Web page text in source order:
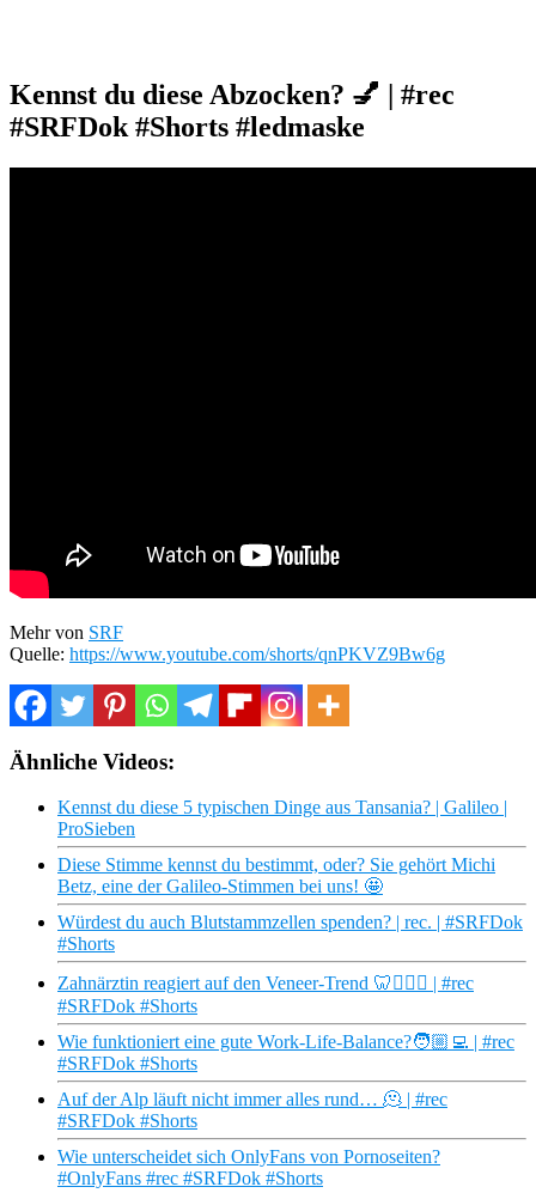
Kennst du diese Abzocken? 💅 | #rec
#SRFDok #Shorts #ledmaske
Mehr von SRF
Quelle: https://www.youtube.com/shorts/qnPKVZ9Bw6g
Ähnliche Videos:
Kennst du diese 5 typischen Dinge aus Tansania? | Galileo |
ProSieben
Diese Stimme kennst du bestimmt, oder? Sie gehört Michi
Betz, eine der Galileo-Stimmen bei uns! 🤩
Würdest du auch Blutstammzellen spenden? | rec. | #SRFDok
#Shorts
Zahnärztin reagiert auf den Veneer-Trend 🦷👩🏼‍⚕️ | #rec
#SRFDok #Shorts
Wie funktioniert eine gute Work-Life-Balance?🧑🏼‍💻 | #rec
#SRFDok #Shorts
Auf der Alp läuft nicht immer alles rund… 🫠 | #rec
#SRFDok #Shorts
Wie unterscheidet sich OnlyFans von Pornoseiten?
#OnlyFans #rec #SRFDok #Shorts